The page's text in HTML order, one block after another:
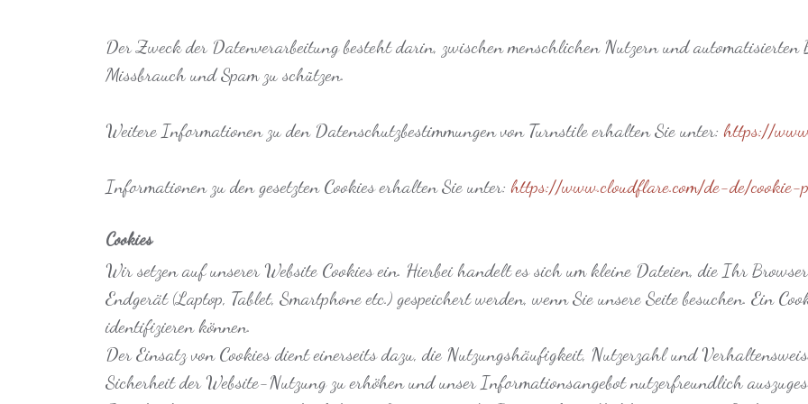
Der Zweck der Datenverarbeitung besteht darin, zwischen menschlichen Nutzern und automatisierten
Missbrauch und Spam zu schützen.
Weitere Informationen zu den Datenschutzbestimmungen von Turnstile erhalten Sie unter: https://
Informationen zu den gesetzten Cookies erhalten Sie unter: https://www.cloudflare.com/de-de/cookie-
Cookies
Wir setzen auf unserer Website Cookies ein. Hierbei handelt es sich um kleine Dateien, die Ihr
Endgerät (Laptop, Tablet, Smartphone etc.) gespeichert werden, wenn Sie unsere Seite besuchen. Ein
identifizieren können.
Der Einsatz von Cookies dient einerseits dazu, die Nutzungshäufigkeit, Nutzerzahl und
Sicherheit der Website-Nutzung zu erhöhen und unser Informationsangebot nutzerfreundlich